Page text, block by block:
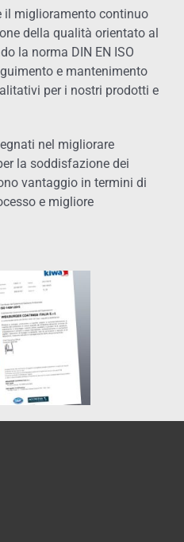
il miglioramento continuo
della qualità orientato al
la norma DIN EN ISO
e mantenimento
per i nostri prodotti e
nel migliorare
la soddisfazione dei
vantaggio in termini di
e migliore